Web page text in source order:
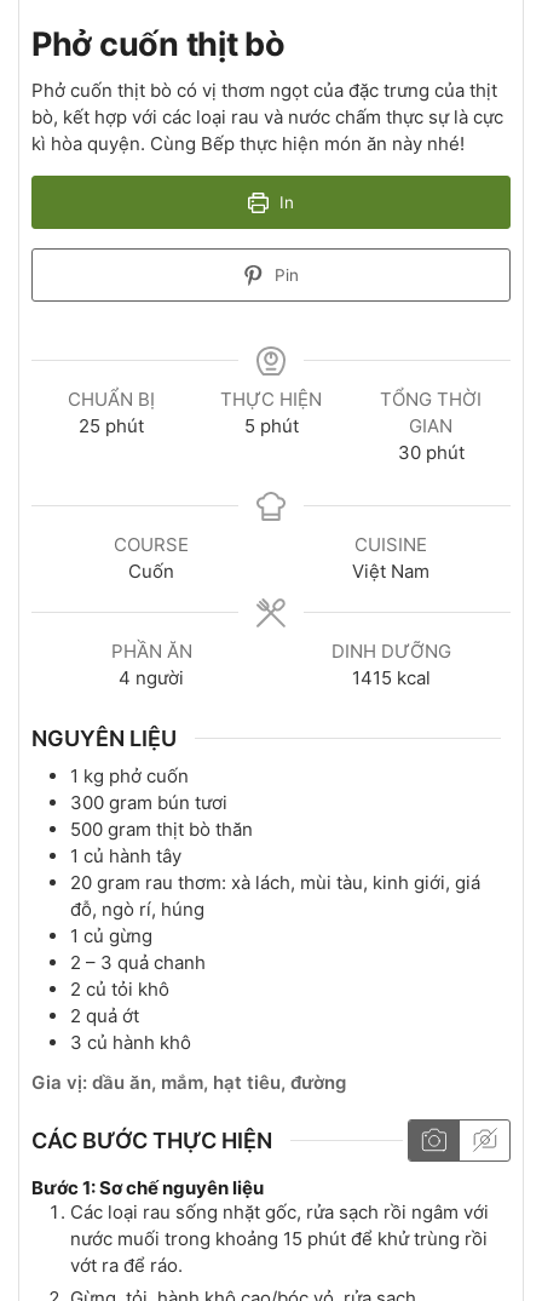
Phở cuốn thịt bò
Phở cuốn thịt bò có vị thơm ngọt của đặc trưng của thịt
bò, kết hợp với các loại rau và nước chấm thực sự là cực
kì hòa quyện. Cùng Bếp thực hiện món ăn này nhé!
In
Pin
CHUẨN BỊ
25 phút
THỰC HIỆN
5 phút
TỔNG THỜI
GIAN
30 phút
COURSE
Cuốn
CUISINE
Việt Nam
PHẦN ĂN
4 người
DINH DƯỠNG
1415 kcal
NGUYÊN LIỆU
1 kg phở cuốn
300 gram bún tươi
500 gram thịt bò thăn
1 củ hành tây
20 gram rau thơm: xà lách, mùi tàu, kinh giới, giá
đỗ, ngò rí, húng
1 củ gừng
2 – 3 quả chanh
2 củ tỏi khô
2 quả ớt
3 củ hành khô
Gia vị: dầu ăn, mắm, hạt tiêu, đường
CÁC BƯỚC THỰC HIỆN
Bước 1: Sơ chế nguyên liệu
Các loại rau sống nhặt gốc, rửa sạch rồi ngâm với
nước muối trong khoảng 15 phút để khử trùng rồi
vớt ra để ráo.